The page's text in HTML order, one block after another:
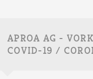
APROA AG -
COVID-19 /